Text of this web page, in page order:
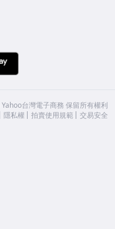
Yahoo台灣電子商務 保留所有權利
隱私權 拍賣使用規範 交易安全